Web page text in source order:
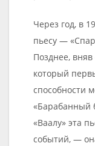
Через год, в
пьесу —
Позднее,
который
способности
«Барабанный
«Ваалу» эта
событий, —